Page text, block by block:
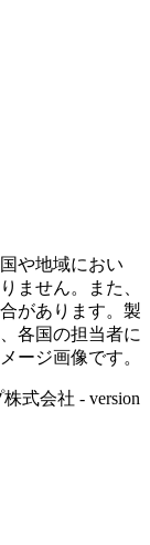
や地域におい
ません。また、
があります。製
各国の担当者に
ージ画像です。
式会社 - version